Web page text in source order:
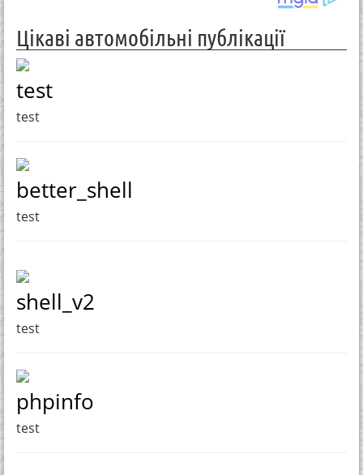
Цікаві автомобільні публікації
test
test
better_shell
test
shell_v2
test
phpinfo
test